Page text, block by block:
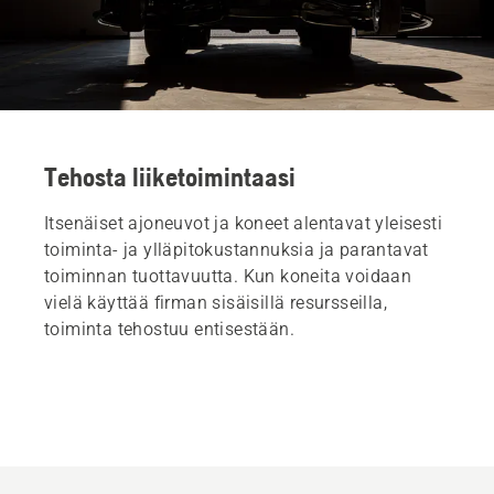
Tehosta liiketoimintaasi
Itsenäiset ajoneuvot ja koneet alentavat yleisesti
toiminta- ja ylläpitokustannuksia ja parantavat
toiminnan tuottavuutta. Kun koneita voidaan
vielä käyttää firman sisäisillä resursseilla,
toiminta tehostuu entisestään.